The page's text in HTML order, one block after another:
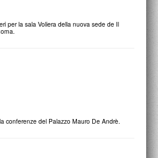
per la sala Voliera della nuova sede de Il
conferenze del Palazzo Mauro De Andrè.